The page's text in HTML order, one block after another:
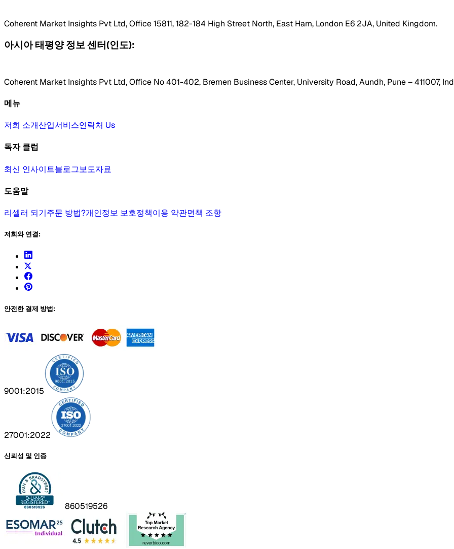
Coherent Market Insights Pvt Ltd, Office 15811, 182-184 High Street North, East Ham, London E6 2JA, United Kingdom.
아시아 태평양 정보 센터(인도):
Coherent Market Insights Pvt Ltd, Office No 401-402, Bremen Business Center, University Road, Aundh, Pune – 411007,
메뉴
저희 소개산업서비스연락처 Us
독자 클럽
최신 인사이트블로그보도자료
도움말
리셀러 되기주문 방법?개인정보 보호정책이용 약관면책 조항
저희와 연결:
안전한 결제 방법:
9001:2015
27001:2022
신뢰성 및 인증
860519526